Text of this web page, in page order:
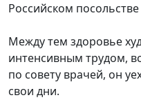
Российском
Между тем здоровье
интенсивным трудом,
по совету врачей, он
свои дни.